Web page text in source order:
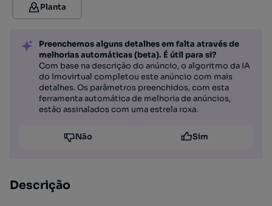
Planta
Preenchemos alguns detalhes em falta através de
melhorias automáticas (beta). É útil para si?
Com base na descrição do anúncio, o algoritmo da IA
do Imovirtual completou este anúncio com mais
detalhes. Os parâmetros preenchidos, com esta
ferramenta automática de melhoria de anúncios,
estão assinalados com uma estrela roxa.
Não Sim
Descrição